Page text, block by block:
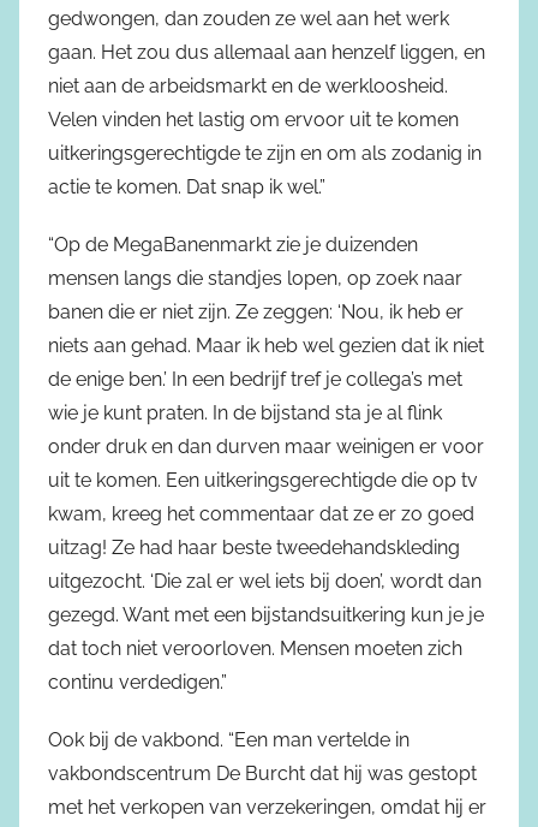
gedwongen, dan zouden ze wel aan het werk
gaan. Het zou dus allemaal aan henzelf liggen, en
niet aan de arbeidsmarkt en de werkloosheid.
Velen vinden het lastig om ervoor uit te komen
uitkeringsgerechtigde te zijn en om als zodanig in
actie te komen. Dat snap ik wel.”
“Op de MegaBanenmarkt zie je duizenden
mensen langs die standjes lopen, op zoek naar
banen die er niet zijn. Ze zeggen: ‘Nou, ik heb er
niets aan gehad. Maar ik heb wel gezien dat ik niet
de enige ben.’ In een bedrijf tref je collega’s met
wie je kunt praten. In de bijstand sta je al flink
onder druk en dan durven maar weinigen er voor
uit te komen. Een uitkeringsgerechtigde die op tv
kwam, kreeg het commentaar dat ze er zo goed
uitzag! Ze had haar beste tweedehandskleding
uitgezocht. ‘Die zal er wel iets bij doen’, wordt dan
gezegd. Want met een bijstandsuitkering kun je je
dat toch niet veroorloven. Mensen moeten zich
continu verdedigen.”
Ook bij de vakbond. “Een man vertelde in
vakbondscentrum De Burcht dat hij was gestopt
met het verkopen van verzekeringen, omdat hij er